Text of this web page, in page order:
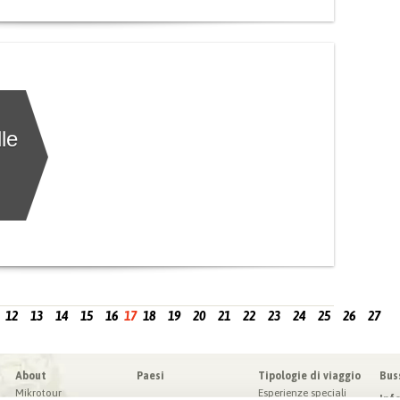
12 13 14 15 16 17 18 19 20 21 22 23 24 25 26 27
About
Mikrotour
Paesi
Tipologie di viaggio
Esperienze speciali